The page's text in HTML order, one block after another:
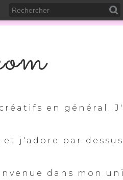
en général.
j'adore par
dans mon